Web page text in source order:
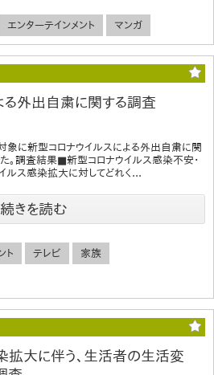
エンターテインメント マンガ
る外出自粛に関する調査
象に新型コロナウイルスによる外出自粛に関
。調査結果■新型コロナウイルス感染不安・
ルス感染拡大に対してどれく...
続きを読む
ト テレビ 家族
拡大に伴う、生活者の生活変